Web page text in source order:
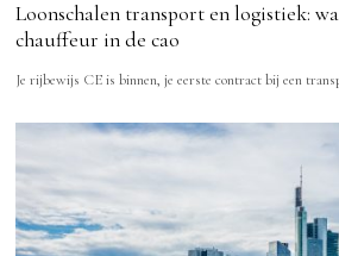
Loonschalen transport en logistiek:
chauffeur in de cao
Je rijbewijs CE is binnen, je eerste contract bij een